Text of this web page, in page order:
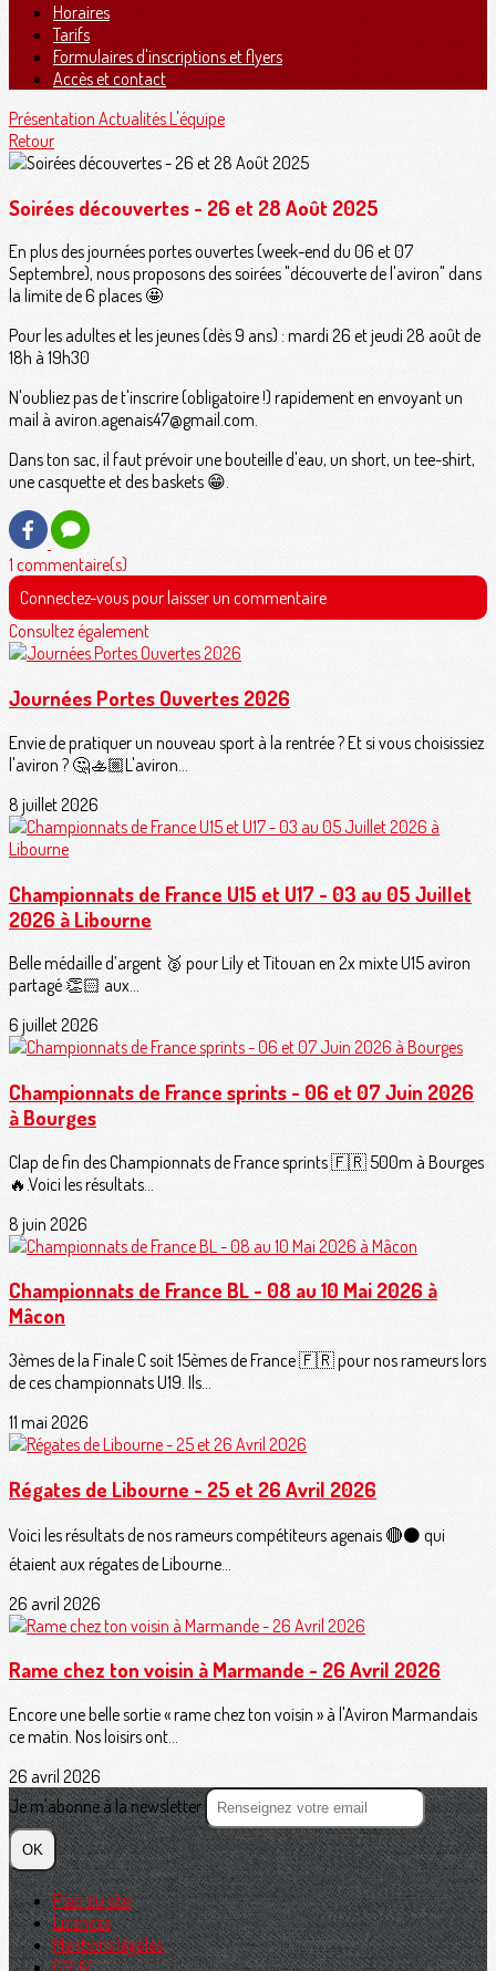
Horaires
Tarifs
Formulaires d'inscriptions et flyers
Accès et contact
Présentation ActualitésL'équipe
Retour
Soirées découvertes - 26 et 28 Août 2025
En plus des journées portes ouvertes (week-end du 06 et 07
Septembre), nous proposons des soirées "découverte de l'aviron" dans
la limite de 6 places 🤩
Pour les adultes et les jeunes (dès 9 ans) : mardi 26 et jeudi 28 août de
18h à 19h30
N'oubliez pas de t'inscrire (obligatoire !) rapidement en envoyant un
mail à aviron.agenais47@gmail.com.
Dans ton sac, il faut prévoir une bouteille d'eau, un short, un tee-shirt,
une casquette et des baskets 😁.
1 commentaire(s)
Connectez-vous pour laisser un commentaire
Consultez également
Journées Portes Ouvertes 2026
Envie de pratiquer un nouveau sport à la rentrée ? Et si vous choisissiez
l'aviron ? 🤔🚣🏼L'aviron...
8 juillet 2026
Championnats de France U15 et U17 - 03 au 05 Juillet
2026 à Libourne
Belle médaille d’argent 🥈 pour Lily et Titouan en 2x mixte U15 aviron
partagé 👏🏻 aux...
6 juillet 2026
Championnats de France sprints - 06 et 07 Juin 2026
à Bourges
Clap de fin des Championnats de France sprints 🇫🇷 500m à Bourges
🔥.Voici les résultats...
8 juin 2026
Championnats de France BL - 08 au 10 Mai 2026 à
Mâcon
3èmes de la Finale C soit 15èmes de France 🇫🇷 pour nos rameurs lors
de ces championnats U19. Ils...
11 mai 2026
Régates de Libourne - 25 et 26 Avril 2026
Voici les résultats de nos rameurs compétiteurs agenais 🔴⚫️ qui
étaient aux régates de Libourne...
26 avril 2026
Rame chez ton voisin à Marmande - 26 Avril 2026
Encore une belle sortie « rame chez ton voisin » à l'Aviron Marmandais
ce matin. Nos loisirs ont...
26 avril 2026
Je m'abonne à la newsletter
OK
Plan du site
Licences
Mentions légales